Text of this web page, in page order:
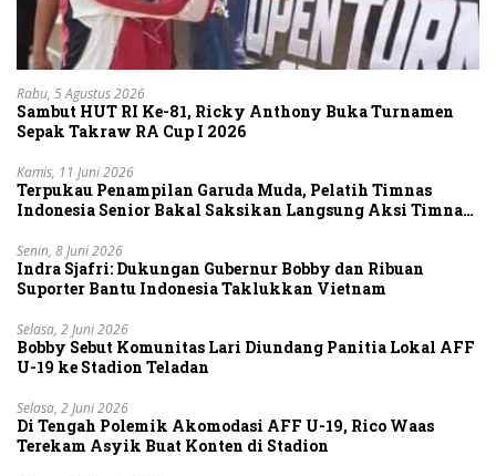
Rabu, 5 Agustus 2026
Sambut HUT RI Ke-81, Ricky Anthony Buka Turnamen
Sepak Takraw RA Cup I 2026
Kamis, 11 Juni 2026
Terpukau Penampilan Garuda Muda, Pelatih Timnas
Indonesia Senior Bakal Saksikan Langsung Aksi Timnas
Senin, 8 Juni 2026
Indra Sjafri: Dukungan Gubernur Bobby dan Ribuan
Suporter Bantu Indonesia Taklukkan Vietnam
Selasa, 2 Juni 2026
Bobby Sebut Komunitas Lari Diundang Panitia Lokal AFF
U-19 ke Stadion Teladan
Selasa, 2 Juni 2026
Di Tengah Polemik Akomodasi AFF U-19, Rico Waas
Terekam Asyik Buat Konten di Stadion